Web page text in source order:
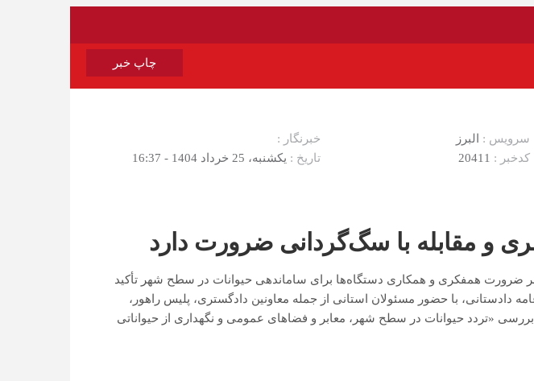
چاپ خبر
سرویس : البرز
خبرنگار :
کدخبر : 20411 تاریخ : یکشنبه، 25 خرداد 1404 - 16:37
و مقابله با سگ‌گردانی ضرورت دارد
بر ضرورت همفکری و همکاری دستگاه‌ها برای ساماندهی حیوانات در سطح شهر تأکید
با حضور مسئولان استانی از جمله معاونین دادگستری، پلیس راهور،
«تردد حیوانات در سطح شهر، معابر و فضاهای عمومی و نگهداری از حیواناتی